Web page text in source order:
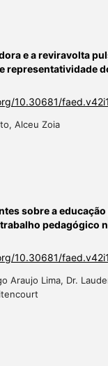
e a reviravolta
representatividade
10.30681/
Alceu Zoia
sobre a
pedagógico
10.30681/
Araujo Lima, Dr.